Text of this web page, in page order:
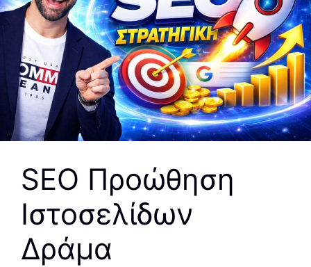
SEO Προώθηση
Ιστοσελίδων
Δράμα